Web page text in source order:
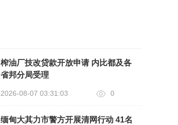
榨油厂技改贷款开放申请 内比都及各
省邦分局受理
2026-08-07 03:31:03 0
缅甸大其力市警方开展清网行动 41名